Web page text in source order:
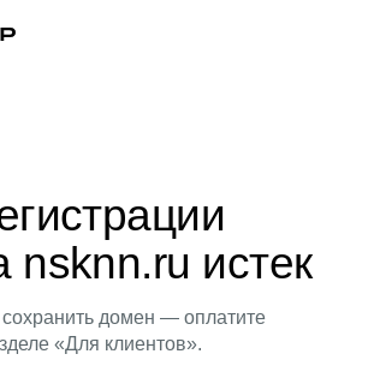
nsknn.ru истек
домен — оплатите
«Для клиентов».